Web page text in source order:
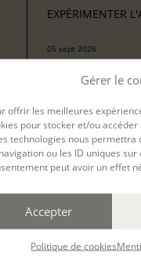
Gérer le
offrir les meilleures
pour stocker et/ou
technologies nous
ou les ID uniques
peut avoir un effet
Accepter
Politique de cookies
EXPÉRIMENTER
05 sept 2026
Isabelle Delaby
EXPÉRIMENTER
EXPÉRIMENTER